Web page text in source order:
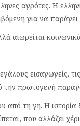
αγρότες. Η
για να
αιωρείται
εισαγωγείς,
πρωτογενή
τη γη. Η ιστορία
που αλλάζει